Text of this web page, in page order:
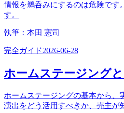
情報を鵜呑みにするのは危険です
す。
執筆： 本田 憲司
完全ガイド2026-06-28
ホームステージング
ホームステージングの基本から、
演出をどう活用すべきか、売主が